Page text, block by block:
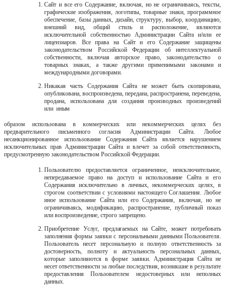
Сайт и все его Содержание, включая, но не ограничиваясь, тексты,
графические изображения, логотипы, товарные знаки, программное
обеспечение, базы данных, дизайн, структуру, выбор, координацию,
внешний вид, общий стиль и расположение, являются
исключительной собственностью Администрации Сайта и/или ее
лицензиаров. Все права на Сайт и его Содержание защищены
законодательством Российской Федерации об интеллектуальной
собственности, включая авторское право, законодательство
о
товарных
знаках, а также другими применимыми законами
и
международными договорами.
Никакая часть Содержания Сайта не может быть скопирована,
опубликована, воспроизведена, передана, распространена, переведена,
продана,
использована для создания производных
произведений
или иным
образом использована в коммерческих или некоммерческих целях без
предварительного письменного согласия Администрации Сайта. Любое
несанкционированное использование Содержания Сайта является нарушением
исключительных прав Администрации Сайта и влечет за собой ответственность,
предусмотренную законодательством Российской Федерации.
Пользователю предоставляется ограниченное, неисключительное,
непередаваемое право на доступ и использование Сайта и его
Содержания исключительно в личных, некоммерческих целях, в
строгом соответствии с условиями настоящего Соглашения. Любое
иное использование Сайта или его Содержания, включая, но не
ограничиваясь, модификацию, распространение, публичный показ
или воспроизведение, строго запрещено.
Приобретение Услуг, предлагаемых на Сайте, может потребовать
заполненияформы заявки с персональными данными Пользователя.
Пользователь несет персональную и полную ответственность за
достоверность, полноту и актуальность персональных данных,
которые заполняются в форме заявки. Администрация Сайта не
несет ответственности за любые последствия, возникшие в результате
предоставления Пользователем недостоверных или неполных
данных.